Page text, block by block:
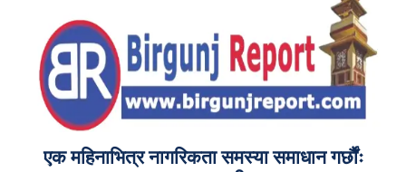
एक महिनाभित्र नागरिकता समस्या समाधान गर्छाैंः